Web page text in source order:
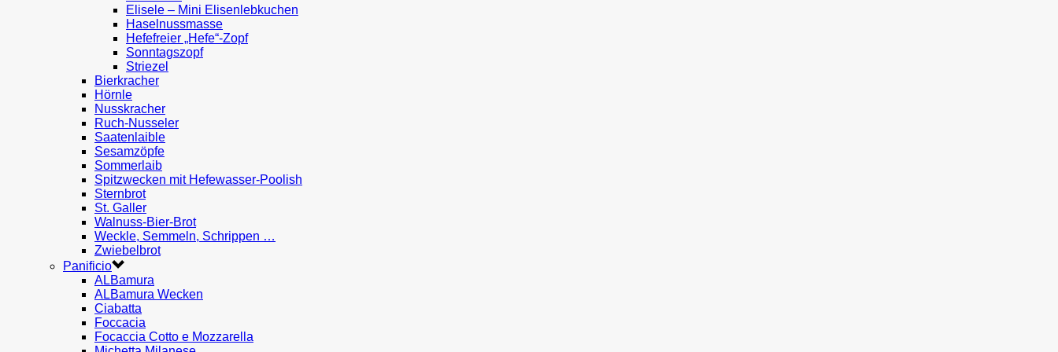
Elisele – Mini Elisenlebkuchen
Haselnussmasse
Hefefreier „Hefe“-Zopf
Sonntagszopf
Striezel
Bierkracher
Hörnle
Nusskracher
Ruch-Nusseler
Saatenlaible
Sesamzöpfe
Sommerlaib
Spitzwecken mit Hefewasser-Poolish
Sternbrot
St. Galler
Walnuss-Bier-Brot
Weckle, Semmeln, Schrippen …
Zwiebelbrot
Panificio
ALBamura
ALBamura Wecken
Ciabatta
Foccacia
Focaccia Cotto e Mozzarella